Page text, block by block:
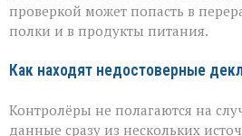
проверкой может попасть в
полки и в продукты питания.
Как находят недостоверные
Контролёры не полагаются на
данные сразу из нескольких